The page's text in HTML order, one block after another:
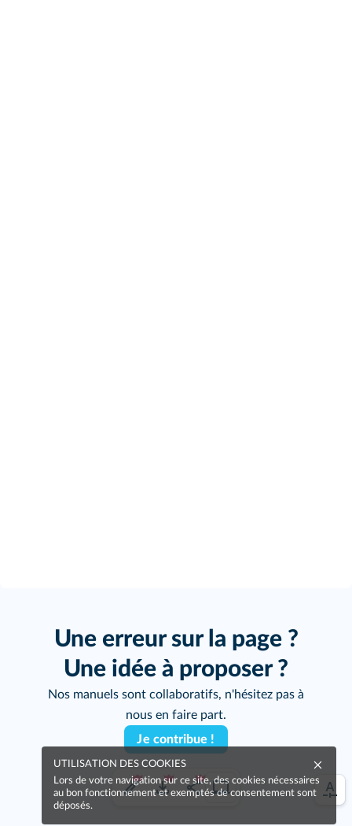
Une erreur sur la page ?
Une idée à proposer ?
Nos manuels sont collaboratifs, n'hésitez pas à
nous en faire part.
Je contribue !
UTILISATION DES COOKIES
Lors de votre navigation sur ce site, des cookies nécessaires
au bon fonctionnement et exemptés de consentement sont
déposés.